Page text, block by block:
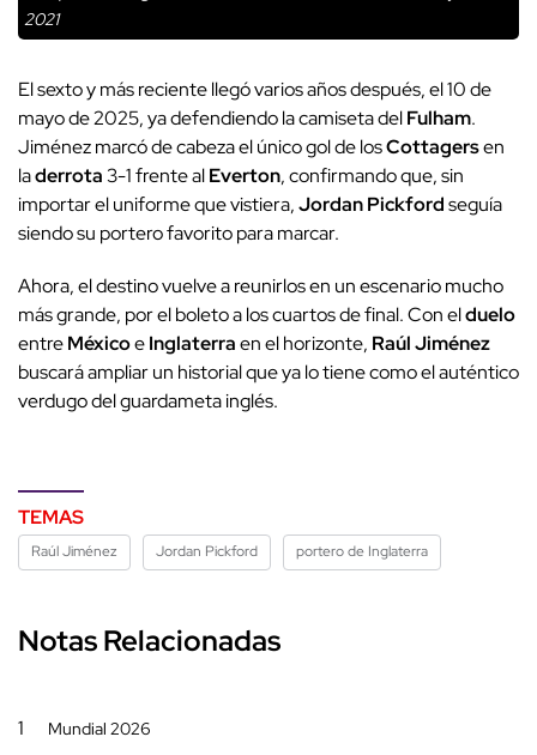
2021
El sexto y más reciente llegó varios años después, el 10 de
mayo de 2025, ya defendiendo la camiseta delFulham.
Jiménez marcó de cabeza el único gol de losCottagersen
laderrota3-1 frente alEverton, confirmando que, sin
importar el uniforme que vistiera,Jordan Pickfordseguía
siendo su portero favorito para marcar.
Ahora, el destino vuelve a reunirlos en un escenario mucho
más grande, por el boleto a los cuartos de final. Con elduelo
entreMéxicoeInglaterraen el horizonte, Raúl Jiménez
buscará ampliar un historial que ya lo tiene como el auténtico
verdugo del guardameta inglés.
TEMAS
Raúl Jiménez Jordan Pickford portero de Inglaterra
Notas Relacionadas
1 Mundial 2026